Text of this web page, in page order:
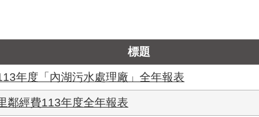
標題
年度「內湖污水處理廠」全年報表
鄰經費113年度全年報表